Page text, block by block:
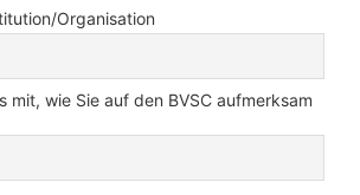
Organisation
mit, wie Sie auf den BVSC aufmerksam